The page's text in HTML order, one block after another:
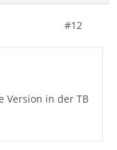
#12
Version in der TB